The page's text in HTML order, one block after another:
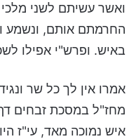
ואשר עשיתם לשני
החרמתם אותם, ונשמע
באיש. ופרש"י אפילו
אמרו אין לך כל שר
מחז"ל במסכת זבחים
איש נמוכה מאד, עי"ז